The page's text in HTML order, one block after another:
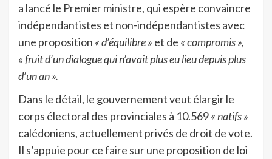
a lancé le Premier ministre, qui espère convaincre
indépendantistes et non-indépendantistes avec
une proposition « d’équilibre » et de « compromis »,
« fruit d’un dialogue qui n’avait plus eu lieu depuis plus
d’un an ».
Dans le détail, le gouvernement veut élargir le
corps électoral des provinciales à 10.569« natifs »
calédoniens, actuellement privés de droit de vote.
Il s’appuie pour ce faire sur une proposition de loi